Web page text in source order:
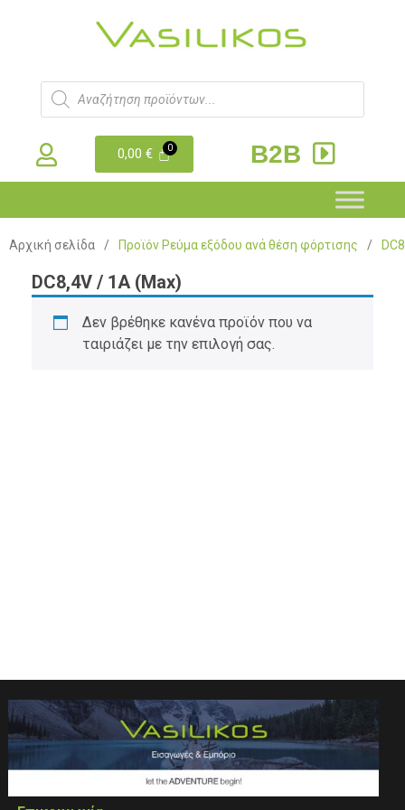
0,00€ B2B
Αρχική σελίδα / Προϊόν Ρεύμα εξόδου ανά θέση φόρτισης /
DC8,4V / 1A (Max)
Δεν βρέθηκε κανένα προϊόν που να
ταιριάζει με την επιλογή σας.